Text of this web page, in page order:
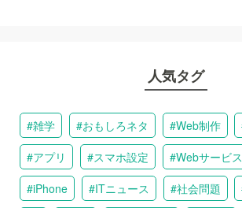
人気タグ
雑学 おもしろネタ Web制作
アプリ
スマホ設定 Webサービス
iPhone
ITニュース 社会問題